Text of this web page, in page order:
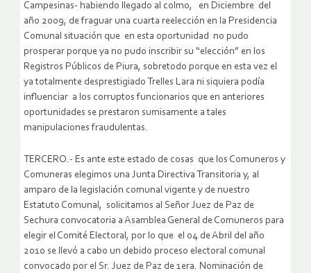
Campesinas- habiendo llegado al colmo, en Diciembre del
año 2009, de fraguar una cuarta reelección en la Presidencia
Comunal situación que en esta oportunidad no pudo
prosperar porque ya no pudo inscribir su “elección” en los
Registros Públicos de Piura, sobretodo porque en esta vez el
ya totalmente desprestigiado Trelles Lara ni siquiera podía
influenciar a los corruptos funcionarios que en anteriores
oportunidades se prestaron sumisamente a tales
manipulaciones fraudulentas.
TERCERO.- Es ante este estado de cosas que los Comuneros y
Comuneras elegimos una Junta Directiva Transitoria y, al
amparo de la legislación comunal vigente y de nuestro
Estatuto Comunal, solicitamos al Señor Juez de Paz de
Sechura convocatoria a Asamblea General de Comuneros para
elegir el Comité Electoral, por lo que el 04 de Abril del año
2010 se llevó a cabo un debido proceso electoral comunal
convocado por el Sr. Juez de Paz de 1era. Nominación de